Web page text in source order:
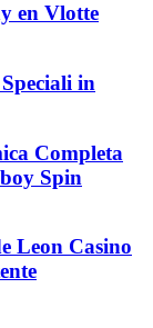
en Vlotte
in
Completa
Spin
Leon Casino